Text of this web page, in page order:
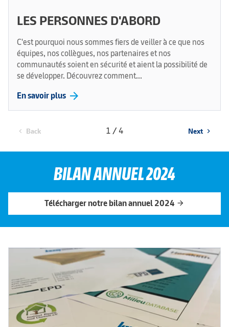
LES PERSONNES D'ABORD
C'est pourquoi nous sommes fiers de veiller à ce que nos
équipes, nos collègues, nos partenaires et nos
communautés soient en sécurité et aient la possibilité de
se développer. Découvrez comment...
En savoir plus arrow_forward
chevron_left Back 1 / 4 Next chevron_right
BILAN ANNUEL 2024
Télécharger notre bilan annuel 2024 arrow_forward